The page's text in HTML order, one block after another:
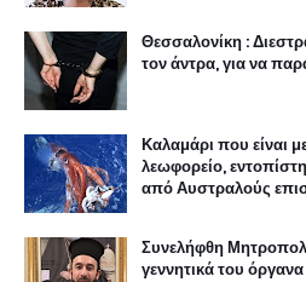
Θεσσαλονίκη :
τον άντρα, για να
Καλαμάρι που είναι
λεωφορείο,
από Αυστραλούς
Συνελήφθη
γεννητικά του